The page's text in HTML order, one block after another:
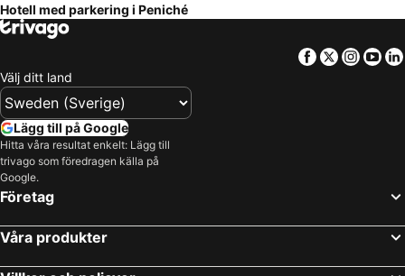
Turcifal, hotels with parking
Bombarral, hotels with parking
Sobral de Monte Agraço, hotels with parking
Santa Cruz, hotels with parking
Ribamar, hotels with parking
Valado dos Frades, hotels with parking
Arruda dos Vinhos, hotels with parking
Hotell med parkering i Peniché
Facebook
Twitter
Välj ditt land
Lägg till på Google
Hitta våra resultat enkelt: Lägg till
trivago som föredragen källa på
Google.
Företag
Våra produkter